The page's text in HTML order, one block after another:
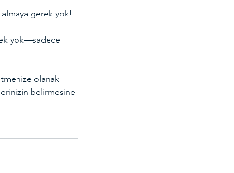
gerek yok!
yok—sadece
olanak
belirmesine